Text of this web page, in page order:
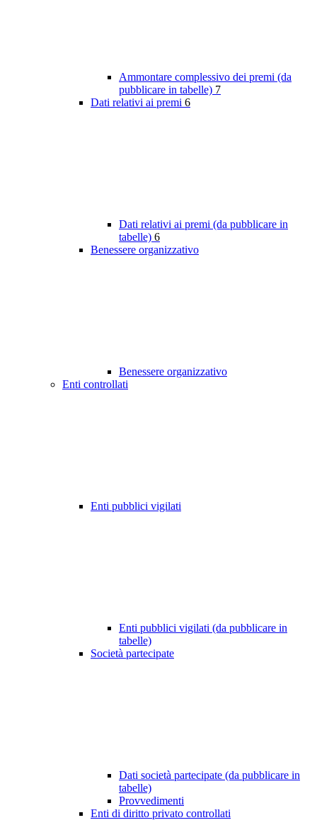
Ammontare complessivo dei premi (da
pubblicare in tabelle) 7
Dati relativi ai premi 6
Dati relativi ai premi (da pubblicare in
tabelle) 6
Benessere organizzativo
Benessere organizzativo
Enti controllati
Enti pubblici vigilati
Enti pubblici vigilati (da pubblicare in
tabelle)
Società partecipate
Dati società partecipate (da pubblicare in
tabelle)
Provvedimenti
Enti di diritto privato controllati